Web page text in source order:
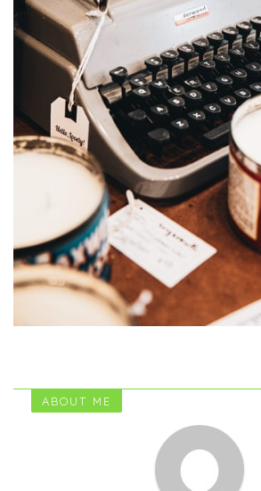
ABOUT ME